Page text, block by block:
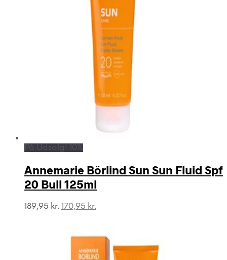
På Udsalg! 10%
Annemarie Börlind Sun Sun Fluid Spf
20 Bull 125ml
189,95kr. Den
var:
170,95 kr.
er:
170,95 kr..